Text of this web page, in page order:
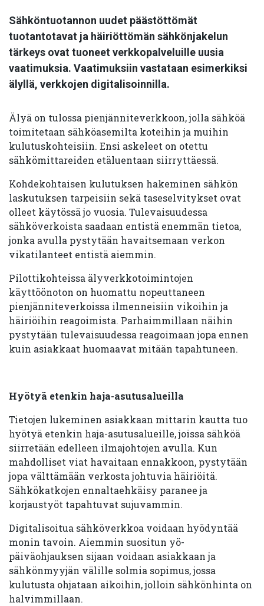
Sähköntuotannon uudet päästöttömät
tuotantotavat ja häiriöttömän sähkönjakelun
tärkeys ovat tuoneet verkkopalveluille uusia
vaatimuksia. Vaatimuksiin vastataan esimerkiksi
älyllä, verkkojen digitalisoinnilla.
Älyä on tulossa pienjänniteverkkoon, jolla sähköä
toimitetaan sähköasemilta koteihin ja muihin
kulutuskohteisiin. Ensi askeleet on otettu
sähkömittareiden etäluentaan siirryttäessä.
Kohdekohtaisen kulutuksen hakeminen sähkön
laskutuksen tarpeisiin sekä taseselvitykset ovat
olleet käytössä jo vuosia. Tulevaisuudessa
sähköverkoista saadaan entistä enemmän tietoa,
jonka avulla pystytään havaitsemaan verkon
vikatilanteet entistä aiemmin.
Pilottikohteissa älyverkkotoimintojen
käyttöönoton on huomattu nopeuttaneen
pienjänniteverkoissa ilmenneisiin vikoihin ja
häiriöihin reagoimista. Parhaimmillaan näihin
pystytään tulevaisuudessa reagoimaan jopa ennen
kuin asiakkaat huomaavat mitään tapahtuneen.
Hyötyä etenkin haja-asutusalueilla
Tietojen lukeminen asiakkaan mittarin kautta tuo
hyötyä etenkin haja-asutusalueille, joissa sähköä
siirretään edelleen ilmajohtojen avulla. Kun
mahdolliset viat havaitaan ennakkoon, pystytään
jopa välttämään verkosta johtuvia häiriöitä.
Sähkökatkojen ennaltaehkäisy paranee ja
korjaustyöt tapahtuvat sujuvammin.
Digitalisoitua sähköverkkoa voidaan hyödyntää
monin tavoin. Aiemmin suositun yö-
päiväohjauksen sijaan voidaan asiakkaan ja
sähkönmyyjän välille solmia sopimus, jossa
kulutusta ohjataan aikoihin, jolloin sähkönhinta on
halvimmillaan.